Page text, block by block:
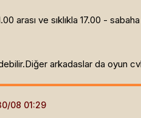
arası ve sıklıkla 17.00 -
arkadaslar da oyun